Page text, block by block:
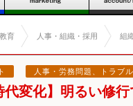
育 人事・組織・採用 組
人事・労務問題、トラブル
代変化】明るい修